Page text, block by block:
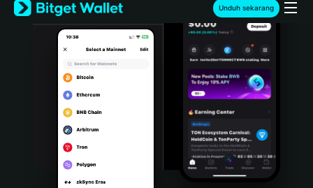
Türkçe
Italiano
Português (Portugal)
Bahasa Indonesia
Unduh sekarang